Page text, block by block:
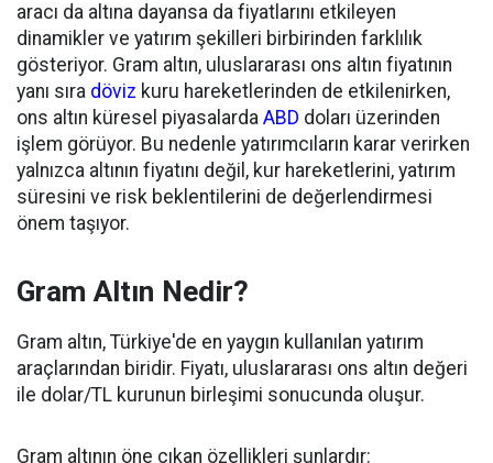
aracı da altına dayansa da fiyatlarını etkileyen
dinamikler ve yatırım şekilleri birbirinden farklılık
gösteriyor. Gram altın, uluslararası ons altın fiyatının
yanı sıra döviz kuru hareketlerinden de etkilenirken,
ons altın küresel piyasalarda ABD doları üzerinden
işlem görüyor. Bu nedenle yatırımcıların karar verirken
yalnızca altının fiyatını değil, kur hareketlerini, yatırım
süresini ve risk beklentilerini de değerlendirmesi
önem taşıyor.
Gram Altın Nedir?
Gram altın, Türkiye'de en yaygın kullanılan yatırım
araçlarından biridir. Fiyatı, uluslararası ons altın değeri
ile dolar/TL kurunun birleşimi sonucunda oluşur.
Gram altının öne çıkan özellikleri şunlardır: